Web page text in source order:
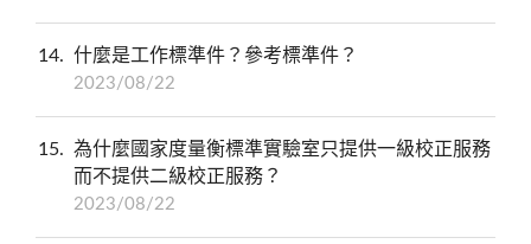
14 什麼是工作標準件？參考標準件？
2023/08/22
15
為什麼國家度量衡標準實驗室只提供一級校正服務
而不提供二級校正服務？
2023/08/22